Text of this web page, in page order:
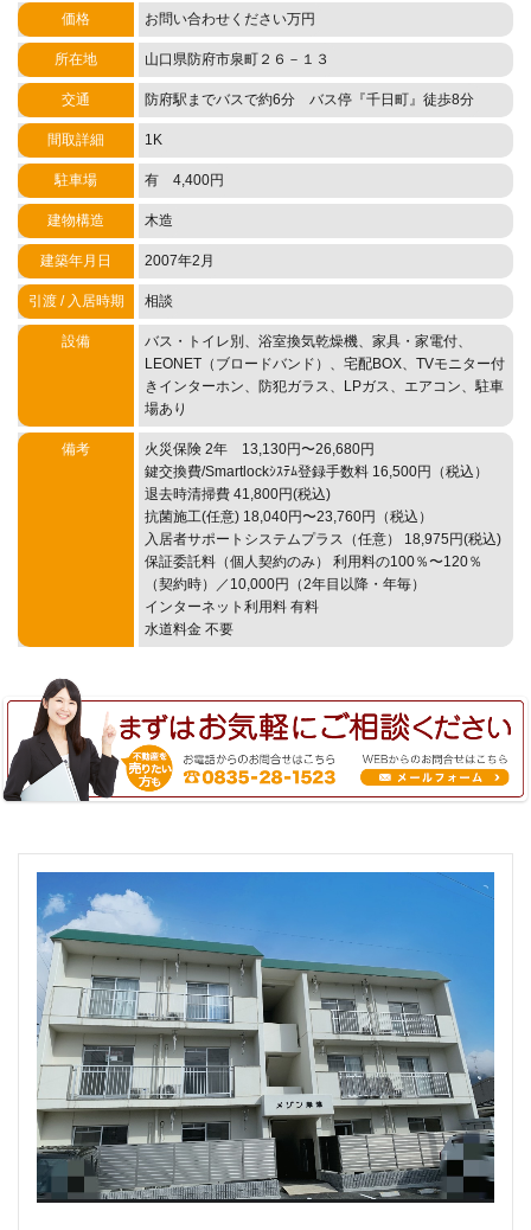
価格 お問い合わせください万円
所在地 山口県防府市泉町２６－１３
交通 防府駅までバスで約6分 バス停『千日町』徒歩8分
間取詳細 1K
駐車場 有 4,400円
建物構造 木造
建築年月日 2007年2月
引渡 / 入居時期 相談
設備
バス・トイレ別、浴室換気乾燥機、家具・家電付、
LEONET（ブロードバンド）、宅配BOX、TVモニター付
きインターホン、防犯ガラス、LPガス、エアコン、駐車
場あり
備考
火災保険 2年 13,130円〜26,680円
鍵交換費/Smartlockｼｽﾃﾑ登録手数料 16,500円（税込）
退去時清掃費 41,800円(税込)
抗菌施工(任意) 18,040円〜23,760円（税込）
入居者サポートシステムプラス（任意） 18,975円(税込)
保証委託料（個人契約のみ） 利用料の100％〜120％
（契約時）／10,000円（2年目以降・年毎）
インターネット利用料 有料
水道料金 不要